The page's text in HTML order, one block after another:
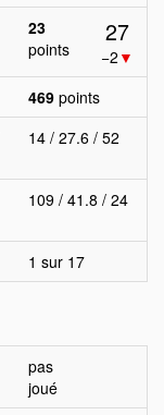
23
points
27
−2 ▼
469 points
14 / 27.6 / 52
109 / 41.8 / 24
1 sur 17
pas
joué